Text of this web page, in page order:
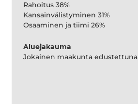
Rahoitus 38%
Kansainvälistyminen 31%
Osaaminen ja tiimi 26%
Aluejakauma
Jokainen maakunta edustettuna